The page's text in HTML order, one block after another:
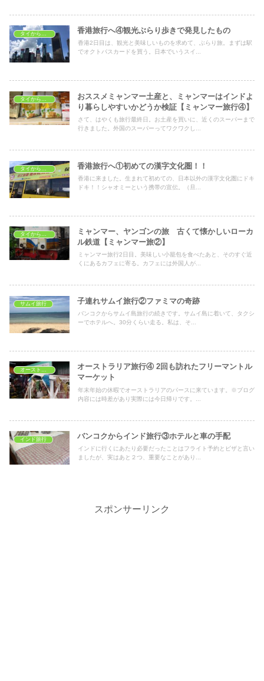
香港旅行へ④観光ぶらり歩きで発見したもの
香港2日目は、観光と美味しいものを求めて、ぶらり旅。まずは駅
でオクトパスカードを買う。日本でいうスイ...
タイから海外へ
おススメミャンマー土産と、ミャンマーはインドよ
り暮らしやすいかどうか検証【ミャンマー旅行④】
さて、はやくも旅行最終日。お土産を買いに、近くのスーパーまで
行きました。外国のスーパーってワクワクし...
香港旅行へ①初めての漢字文化圏！！
香港に来ました。生まれて初めての、日本以外の漢字文化圏にドキ
ドキ！！シャオミーという携帯の宣伝。（旦...
タイから海外へ
ミャンマー、ヤンゴンの旅 古くて懐かしいローカ
ル鉄道【ミャンマー旅②】
ミャンマー旅行2日目。美味しい小籠包を食べたあと、そのすぐ近
くにあるカフェに寄る。カフェには外国人が...
サムイ旅行 子連れサムイ旅行②ファミマの奇跡
バンコクからサムイ島旅行の続きです。サムイ島に着いて、タクシ
ーでホテルへ。30分くらい走る。私は、そ...
オーストラリア旅行④ 2回も訪れたフリーマントル
マーケット
年末年始の休暇でオーストラリアのパースに来ています。※ブログ
内容には時差があり実際には今日帰りです。...
インド旅行 バンコクからインド旅行③ホテルと車の手配
インドに行くにあたり必要だったことはフライト予約とビザと言い
ましたが、実はあと２つ、重要なことがあり...
スポンサーリンク